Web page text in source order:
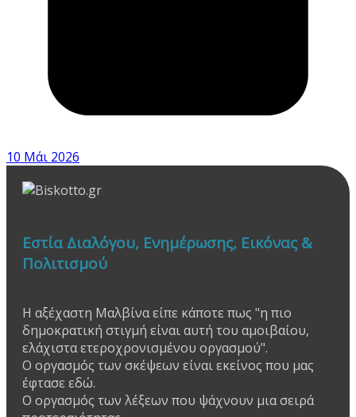
10 Μάι 2026
Εστία Διαλόγου, Ενημέρωσης, Εικόνας &
Πολιτισμού
Η αξέχαστη Μαλβίνα είπε κάποτε πως "η πιο
δημοκρατική στιγμή είναι αυτή του αμοιβαίου,
ελάχιστα ετεροχρονισμένου οργασμού".
Ο οργασμός των σκέψεων είναι εκείνος που μας
έφτασε εδώ.
Ο οργασμός των λέξεων που ψάχνουν μια σειρά